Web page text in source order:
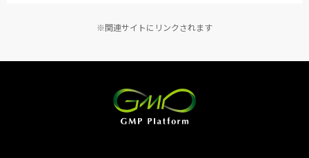
※関連サイトにリンクされます